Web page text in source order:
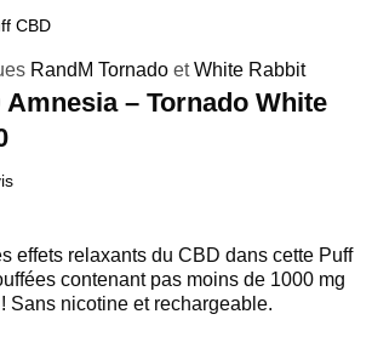
CBD
RandM Tornado etWhite Rabbit
Amnesia – Tornado White
effets relaxants du CBD dans cette Puff
contenant pas moins de 1000 mg
Sans nicotine et rechargeable.